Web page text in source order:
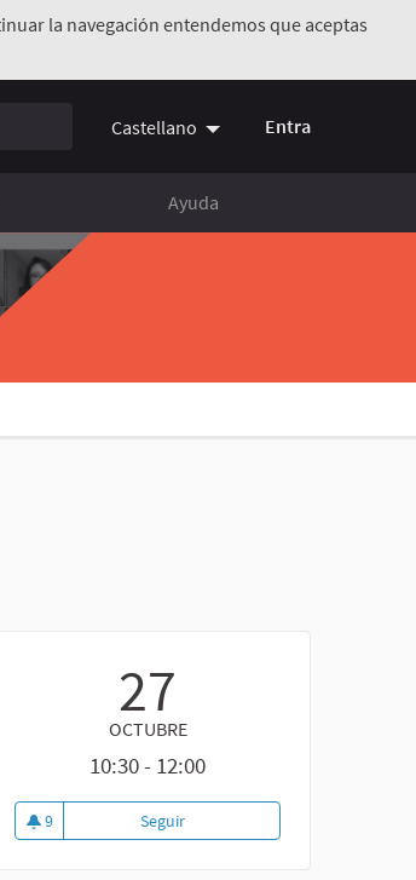
la navegación entendemos que aceptas
Castellano Entra
Ayuda
27
OCTUBRE
10:30 - 12:00
9 Seguir